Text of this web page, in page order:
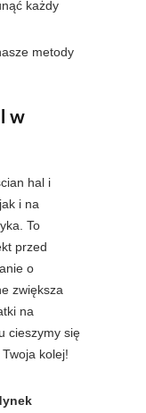
każdy
metody
w
hal i
i na
To
przed
o
zwiększa
na
cieszymy się
kolej!